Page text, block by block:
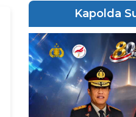
Kapolda